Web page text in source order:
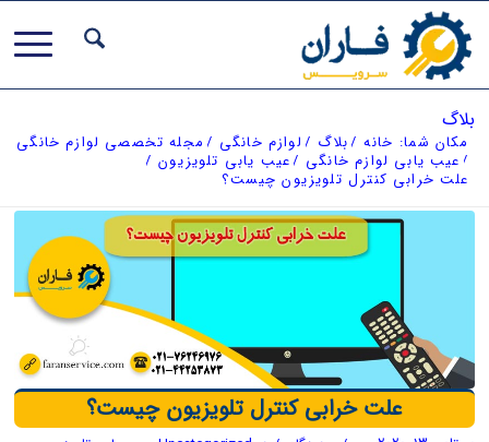
بلاگ
مکان شما: خانه /بلاگ / لوازم خانگی / مجله تخصصی لوازم خانگی
/ عیب یابی لوازم خانگی /عیب یابی تلویزیون /
علت خرابی کنترل تلویزیون چیست؟
علت خرابی کنترل تلویزیون چیست؟